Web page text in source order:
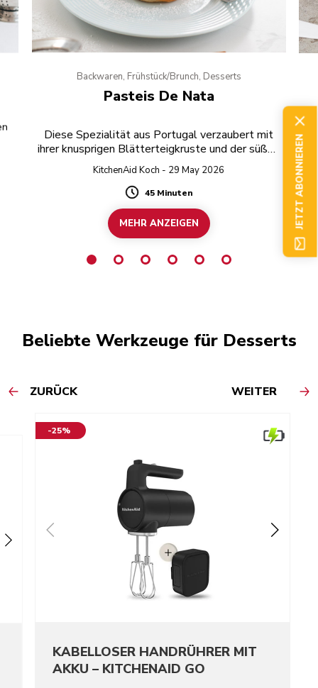
Backwaren, Frühstück/Brunch, Desserts
Pasteis De Nata
Diese Spezialität aus Portugal verzaubert mit
ihrer knusprigen Blätterteigkruste und der süßen
Puddingfüllung.
KitchenAid Koch - 29 May 2026
Duration
45 Minuten
MEHR ANZEIGEN
Beliebte Werkzeuge für Desserts
ZURÜCK WEITER
-25%
KABELLOSER HANDRÜHRER MIT
AKKU – KITCHENAID GO
JETZT ABONNIEREN